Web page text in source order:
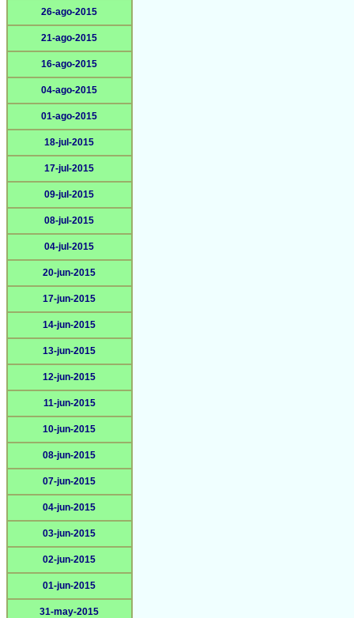
26-ago-2015
21-ago-2015
16-ago-2015
04-ago-2015
01-ago-2015
18-jul-2015
17-jul-2015
09-jul-2015
08-jul-2015
04-jul-2015
20-jun-2015
17-jun-2015
14-jun-2015
13-jun-2015
12-jun-2015
11-jun-2015
10-jun-2015
08-jun-2015
07-jun-2015
04-jun-2015
03-jun-2015
02-jun-2015
01-jun-2015
31-may-2015